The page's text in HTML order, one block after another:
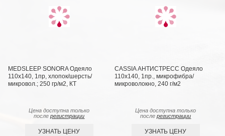
MEDSLEEP SONORA Одеяло
110х140, 1пр, хлопок/шерсть/
микровол.; 250 гр/м2, КТ
Цена доступна только
послерегистрации
УЗНАТЬ ЦЕНУ
CASSIA АНТИСТРЕСС Одеяло
110х140, 1пр., микрофибра/
микроволокно, 240 г/м2
Цена доступна только
послерегистрации
УЗНАТЬ ЦЕНУ